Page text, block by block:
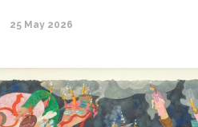
25 May 2026